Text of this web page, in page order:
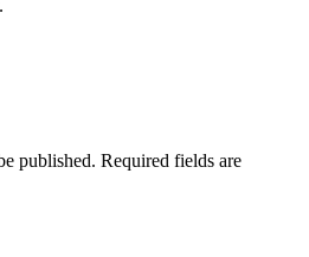
published. Required fields are